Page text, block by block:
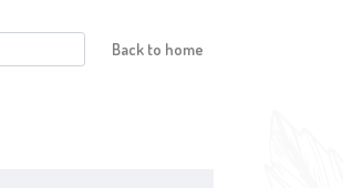
Back to home